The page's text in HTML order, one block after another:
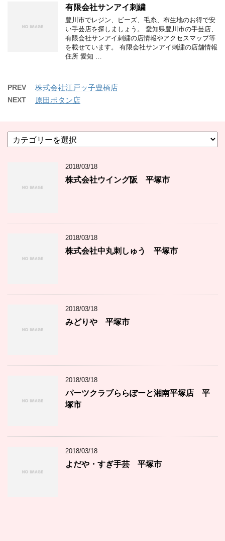
有限会社サンアイ刺繍
豊川市でレジン、ビーズ、毛糸、布生地のお得で安
い手芸店を探しましょう。 愛知県豊川市の手芸店、
有限会社サンアイ刺繍の店情報やアクセスマップ等
を載せています。 有限会社サンアイ刺繍の店舗情報
住所 愛知 …
PREV 株式会社江戸ッ子豊橋店
NEXT 原田ボタン店
テ
2018/03/18
株式会社ウイング阪 平塚市
2018/03/18
株式会社中丸刺しゅう 平塚市
2018/03/18
みどりや 平塚市
2018/03/18
パーツクラブららぽーと湘南平塚店 平
塚市
2018/03/18
よだや・すぎ手芸 平塚市